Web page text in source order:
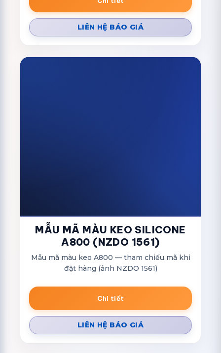
LIÊN HỆ BÁO GIÁ
MẪU MÃ MÀU KEO SILICONE
A800 (NZDO 1561)
Mẫu mã màu keo A800 — tham chiếu mã khi
đặt hàng (ảnh NZDO 1561)
Chi tiết
LIÊN HỆ BÁO GIÁ